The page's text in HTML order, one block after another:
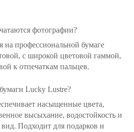
фотографии?
на профессиональной бумаге
с широкой цветовой гаммой,
к отпечаткам пальцев.
Lucky Lustre?
насыщенные цвета,
высыхание, водостойкость и
Подходит для подарков и